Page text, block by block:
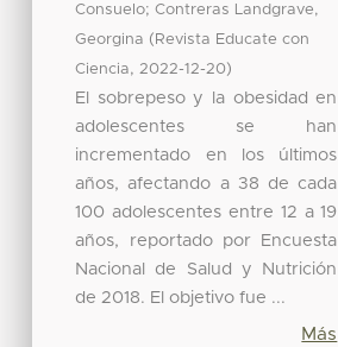
Consuelo;Contreras Landgrave,
Georgina ( Revista Educate con
Ciencia,2022-12-20)
El sobrepeso y la obesidad en
adolescentes se han
incrementado en los últimos
años, afectando a 38 de cada
100 adolescentes entre 12 a 19
años, reportado por Encuesta
Nacional de Salud y Nutrición
de 2018. El objetivo fue ...
Más